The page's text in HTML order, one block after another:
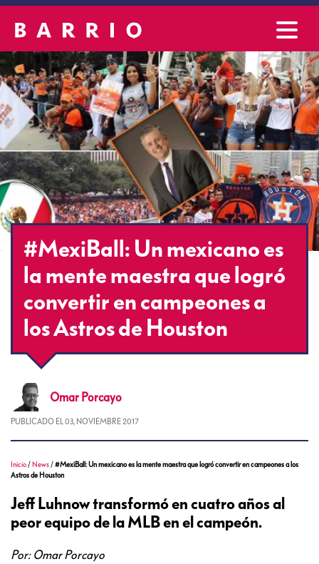
#MexiBall: Un mexicano es
la mente maestra que logró
convertir en campeones a
los Astros de Houston
Omar Porcayo
PUBLICADO EL 03, NOVIEMBRE 2017
Inicio / News /#MexiBall: Un mexicano es la mente maestra que logró convertir en campeones a los
Astros de Houston
Jeff Luhnow transformó en cuatro años al
peor equipo de la MLB en el campeón.
Por: Omar Porcayo